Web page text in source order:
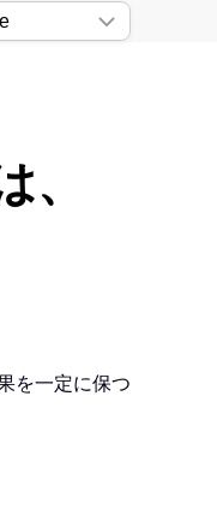
を一定に保つ